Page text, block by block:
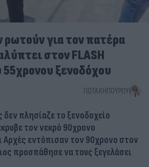
ρωτούν για τον πατέρα
στον FLASH
ξενοδόχου
ΓΙΏΤΑ ΚΗΠΟΥΡΟΎ
πλησίαζε το ξενοδοχείο
τον νεκρό 90χρονο
εντόπισαν τον 90χρονο στον
προσπάθησε να τους ξεγελάσει